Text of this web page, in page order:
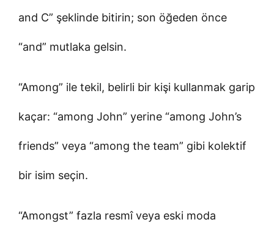
and C” şeklinde bitirin; son öğeden önce
“and” mutlaka gelsin.
“Among” ile tekil, belirli bir kişi kullanmak garip
kaçar: “among John” yerine “among John’s
friends” veya “among the team” gibi kolektif
bir isim seçin.
“Amongst” fazla resmî veya eski moda